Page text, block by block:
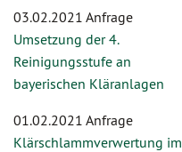
03.02.2021 Anfrage
Umsetzung der 4.
Reinigungsstufe an
bayerischen Kläranlagen
01.02.2021 Anfrage
Klärschlammverwertung im